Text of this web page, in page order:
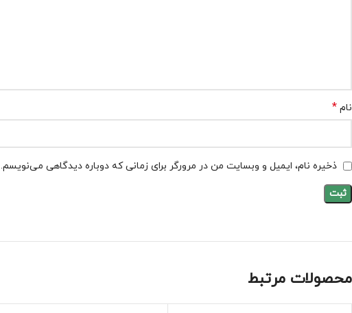
نام *
ذخیره نام، ایمیل و وبسایت من در مرورگر برای زمانی که دوباره دیدگاهی می‌نویسم.
محصولات مرتبط